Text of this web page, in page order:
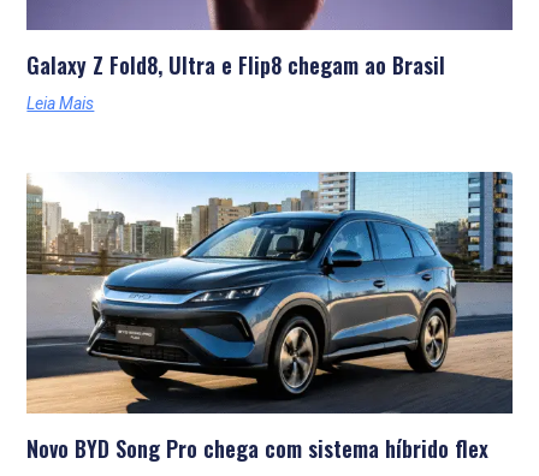
Galaxy Z Fold8, Ultra e Flip8 chegam ao Brasil
Leia Mais
Novo BYD Song Pro chega com sistema híbrido flex